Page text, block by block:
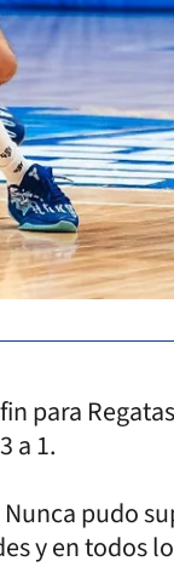
para
a 1.
pudo
y en todos